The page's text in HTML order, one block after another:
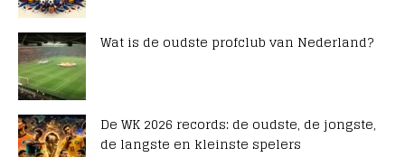
Wat is de oudste profclub van Nederland?
De WK 2026 records: de oudste, de jongste,
de langste en kleinste spelers